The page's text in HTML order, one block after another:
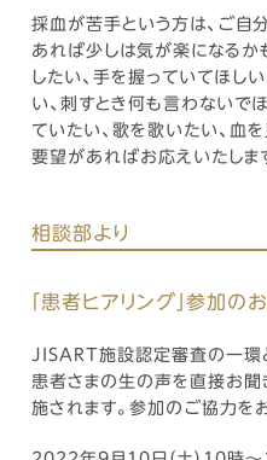
採血が苦手という方は、ご自
あれば少しは気が楽になるか
したい、手を握っていてほし
い、刺すとき何も言わないで
ていたい、歌を歌いたい、血
要望があればお応えいたしま
相談部より
「患者ヒアリング」参加の
JISART施設認定審査の一環と
患者さまの生の声を直接お聞
施されます。参加のご協力を